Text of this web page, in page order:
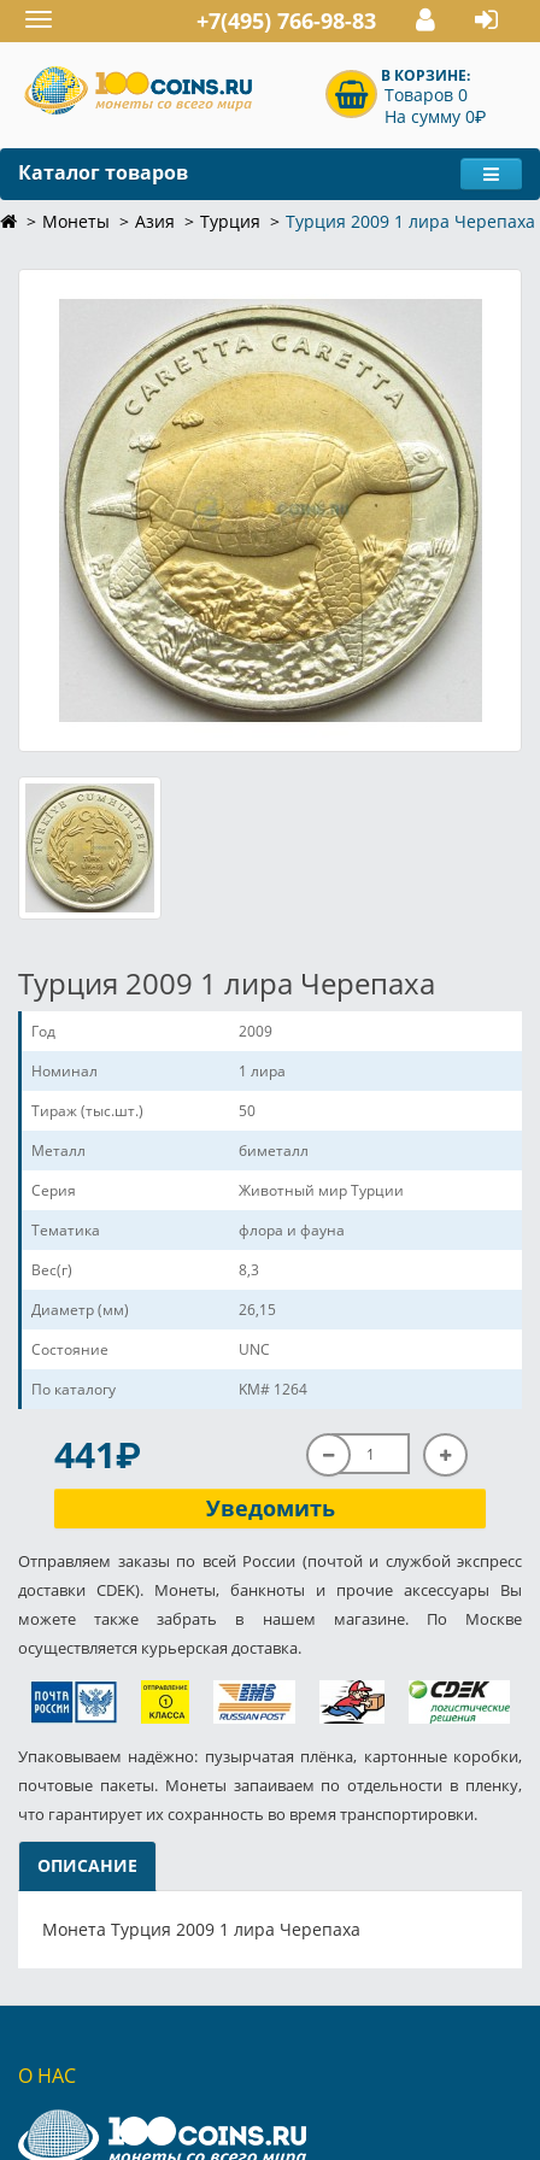
Toggle
navigation
+7(495) 766-98-83
В КОРЗИНЕ:
Товаров 0
На сумму 0P
Каталог товаров
Монеты Азия Турция Турция 2009 1 лира Черепаха
Турция 2009 1 лира Черепаха
Год
2009
Номинал
1 лира
Тираж (тыс.шт.)
50
Металл
биметалл
Серия
Животный мир Турции
Тематика
флора и фауна
Вес(г)
8,3
Диаметр (мм)
26,15
Состояние
UNC
По каталогу
KM# 1264
441P
Уведомить
Отправляем заказы по всей России (почтой и службой экспресс
доставки CDEK). Монеты, банкноты и прочие аксессуары Вы
можете также забрать в нашем магазине. По Москве
осуществляется курьерская доставка.
Упаковываем надёжно: пузырчатая плёнка, картонные коробки,
почтовые пакеты. Монеты запаиваем по отдельности в пленку,
что гарантирует их сохранность во время транспортировки.
ОПИСАНИЕ
Монета Турция 2009 1 лира Черепаха
О НАС